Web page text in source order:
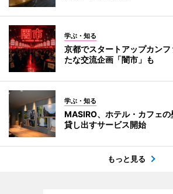
学ぶ・知る
京都でスタートアップカン
たな交流企画「闇市」も
学ぶ・知る
MASIRO、ホテル・カフェ
貸し出すサービス開始
もっと見る